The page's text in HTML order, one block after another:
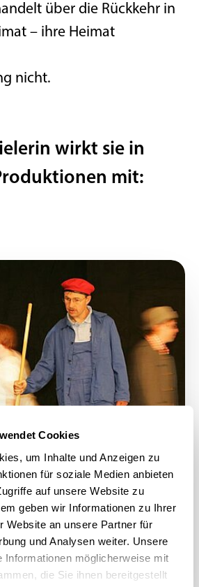
Cookies
um Inhalte und Anzeigen zu
für soziale Medien anbieten
auf unsere Website zu
geben wir Informationen zu Ihrer
Website an unsere Partner für
und Analysen weiter. Unsere
Informationen möglicherweise mit
die Sie ihnen bereitgestellt
über die Rückkehr in
– ihre Heimat
nicht.
wirkt sie in
mit: